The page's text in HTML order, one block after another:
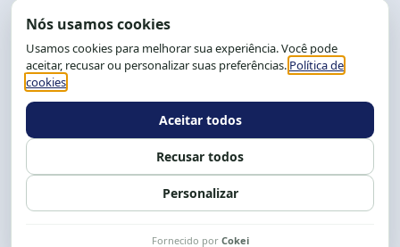
End.: R. da Graça, 150. Graça
CEP: 40.150-055
Salvador-BA, Brasil.
Tel.: (71) 2104-5457, Cel.: (71) 9 9239-2104 ou 2105
Expediente: 8h às 12h e 13 às 17h.
Siga nossas redes Fale conosco